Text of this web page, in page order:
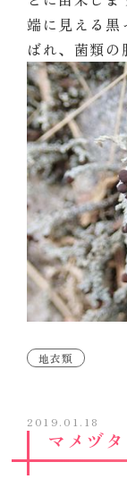
端に見える黒
ばれ、菌類の
地衣類
2019.01.18
マメヅタ